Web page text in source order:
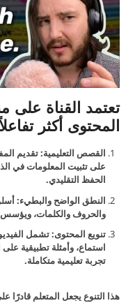
تعتمد القناة على
المحتوى أكثر
القصص التعليمية: تقديم
على تثبيت المعلومات في
الحفظ التقليدي.
النطق الواضح والبطيء:
والحروف والكلمات، ويؤسس
تنويع المحتوى: تشمل
استماع، وأمثلة تطبيقية
تجربة تعليمية متكاملة.
هذا التنوع يجعل المتعلم